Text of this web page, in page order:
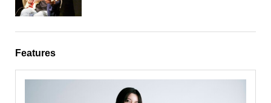
Features